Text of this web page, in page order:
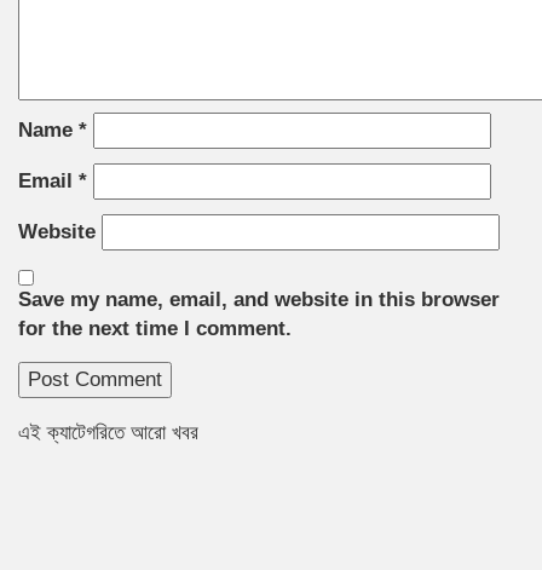
Name *
Email *
Website
Save my name, email, and website in this browser
for the next time I comment.
এই ক্যাটেগরিতে আরো খবর